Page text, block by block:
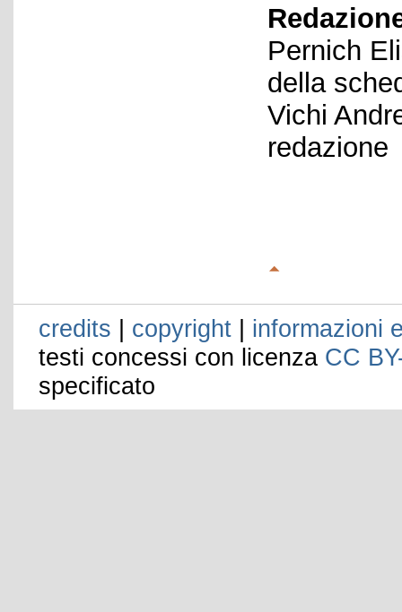
Pernich
della
Vichi
redazione
credits | copyright | informazioni
testi concessi con licenza CC
specificato